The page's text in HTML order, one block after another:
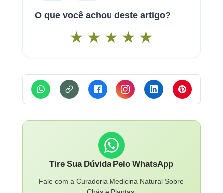
O que você achou deste artigo?
★ ★ ★ ★ ★
Tire Sua Dúvida Pelo WhatsApp
Fale com a Curadoria Medicina Natural Sobre